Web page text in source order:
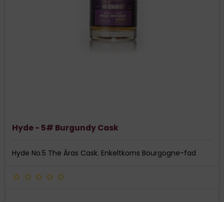
Hyde - 5# Burgundy Cask
Hyde No.5 The Áras Cask. Enkeltkorns Bourgogne-fad